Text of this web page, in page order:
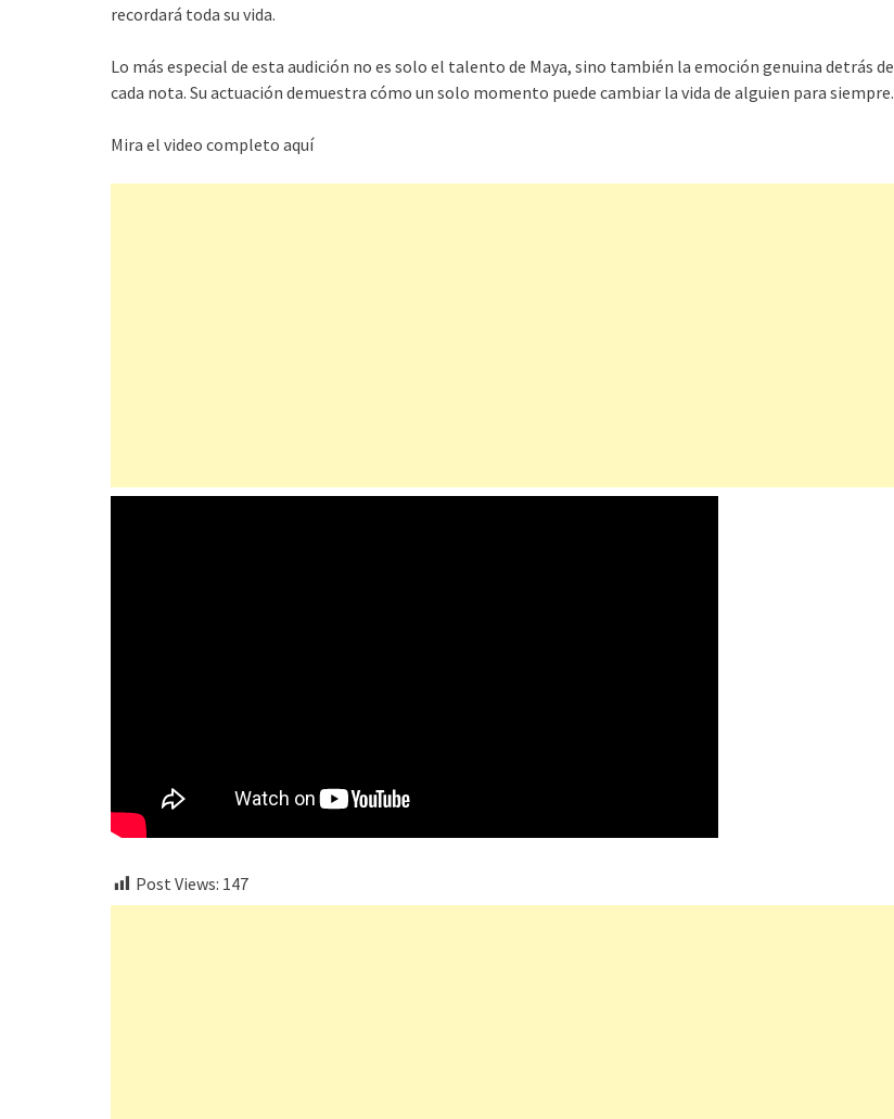
recordará toda su vida.
Lo más especial de esta audición no es solo el talento de Maya, sino también la emoción genuina detrás de
cada nota. Su actuación demuestra cómo un solo momento puede cambiar la vida de alguien para siempre.
Mira el video completo aquí
Post Views: 147